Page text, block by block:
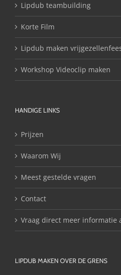
Lipdub teambuilding
Korte Film
Lipdub maken
Workshop Videoclip maken
HANDIGE LINKS
Prijzen
Waarom Wij
Meest gestelde vragen
Contact
Vraag direct meer informatie
LIPDUB MAKEN OVER DE GRENS